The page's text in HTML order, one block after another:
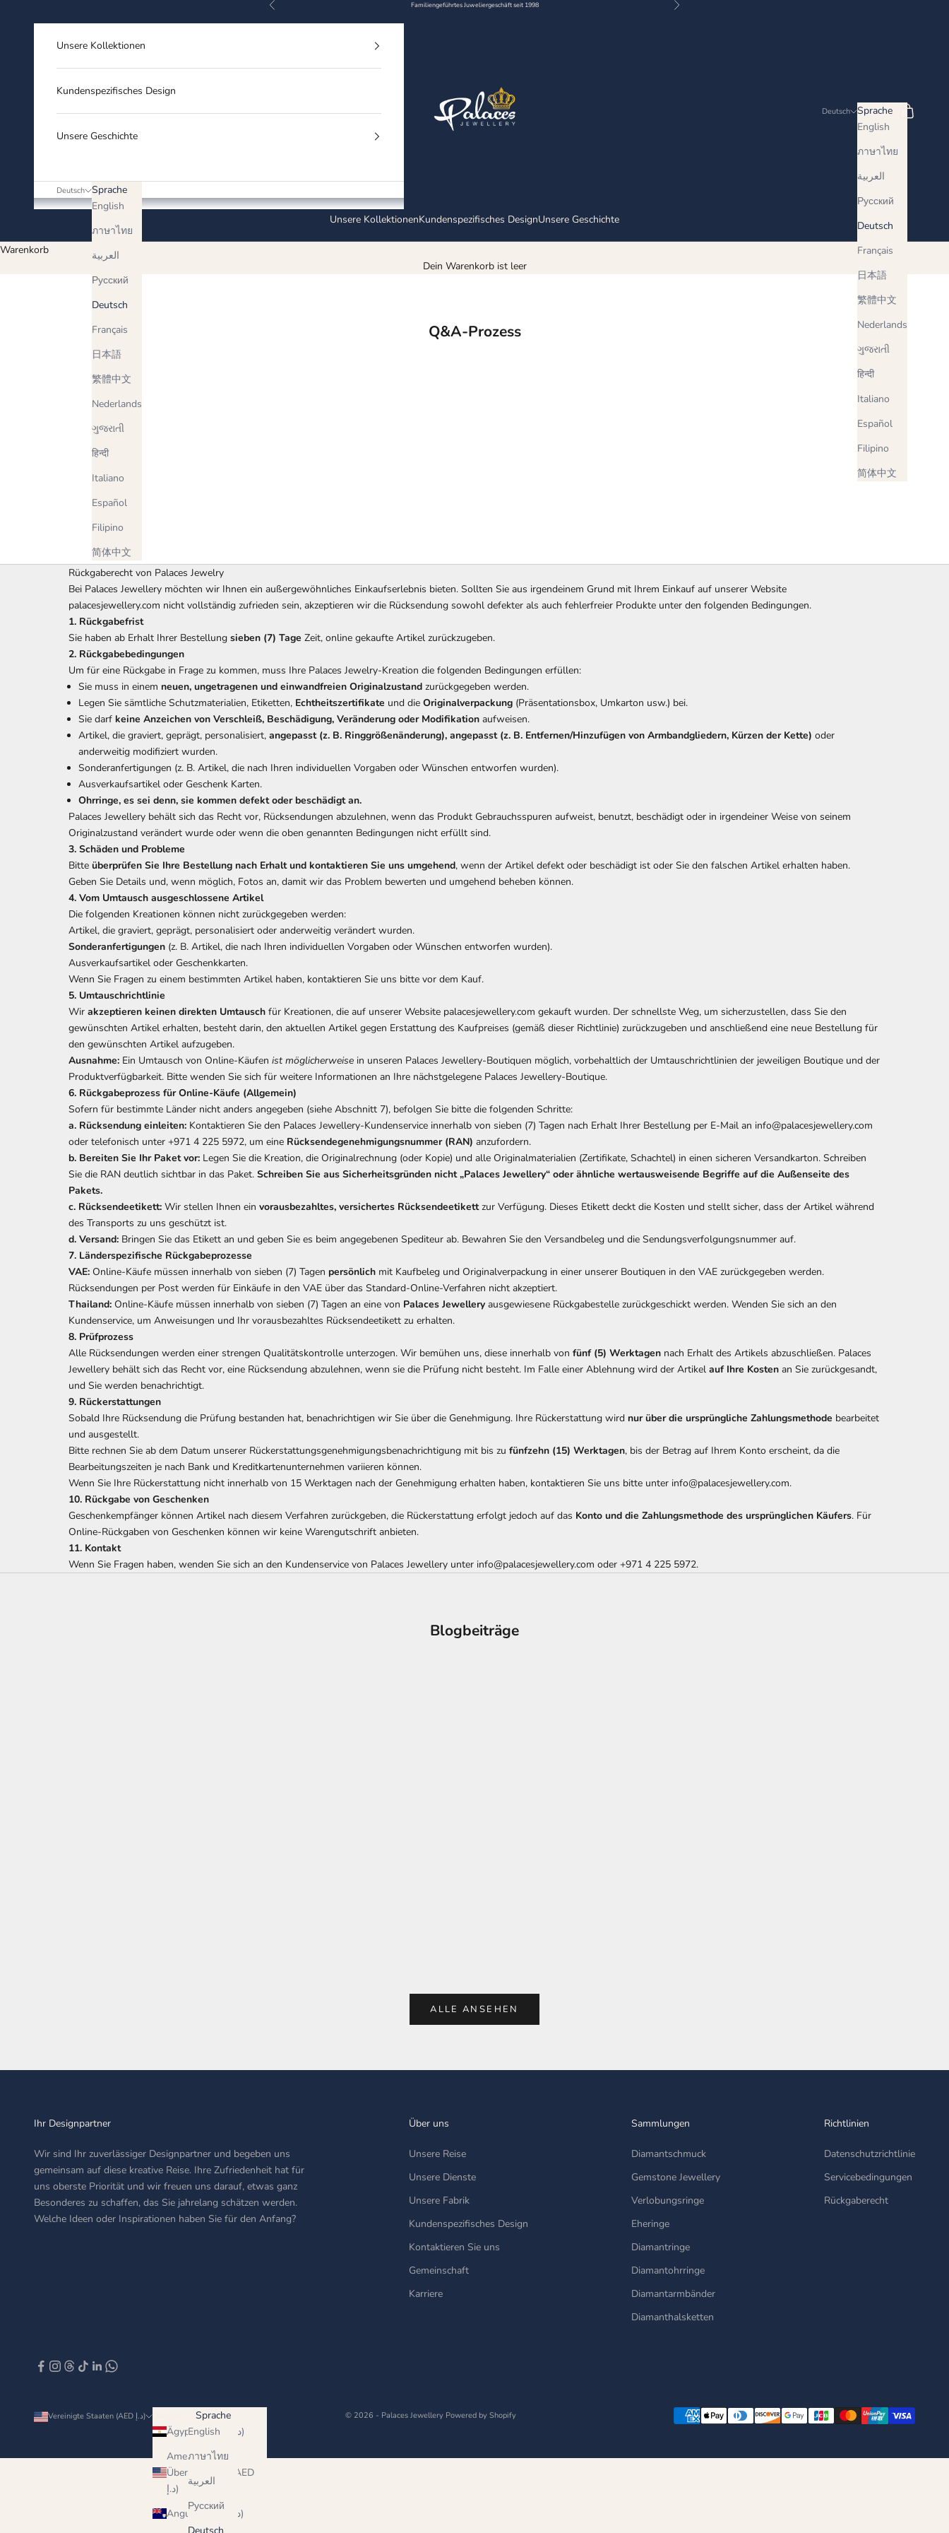
Zurück Familiengeführtes Juweliergeschäft seit 1998 Vor
Palaces Jewellery
Unsere KollektionenKundenspezifisches DesignUnsere Geschichte
Deutsch
Sprache
English
ภาษาไทย
العربية
Русский
Deutsch
Français
日本語
繁體中文
Nederlands
ગુજરાતી
हिन्दी
Italiano
Español
Filipino
简体中文
SuchenWarenkorb
Unsere Kollektionen
Kundenspezifisches Design
Unsere Geschichte
Deutsch
Sprache
English
ภาษาไทย
العربية
Русский
Deutsch
Français
日本語
繁體中文
Nederlands
ગુજરાતી
हिन्दी
Italiano
Español
Filipino
简体中文
Warenkorb
Dein Warenkorb ist leer
Q&A-Prozess
Rückgaberecht von Palaces Jewelry
Bei Palaces Jewellery möchten wir Ihnen ein außergewöhnliches Einkaufserlebnis bieten. Sollten Sie aus irgendeinem Grund mit Ihrem Einkauf auf unserer Website
palacesjewellery.com nicht vollständig zufrieden sein, akzeptieren wir die Rücksendung sowohl defekter als auch fehlerfreier Produkte unter den folgenden Bedingungen.
1. Rückgabefrist
Sie haben ab Erhalt Ihrer Bestellung sieben (7) Tage Zeit, online gekaufte Artikel zurückzugeben.
2. Rückgabebedingungen
Um für eine Rückgabe in Frage zu kommen, muss Ihre Palaces Jewelry-Kreation die folgenden Bedingungen erfüllen:
Sie muss in einem neuen, ungetragenen und einwandfreien Originalzustand zurückgegeben werden.
Legen Sie sämtliche Schutzmaterialien, Etiketten, Echtheitszertifikate und die Originalverpackung (Präsentationsbox, Umkarton usw.) bei.
Sie darf keine Anzeichen von Verschleiß, Beschädigung, Veränderung oder Modifikation aufweisen.
Artikel, die graviert, geprägt, personalisiert, angepasst (z. B. Ringgrößenänderung), angepasst (z. B. Entfernen/Hinzufügen von Armbandgliedern, Kürzen der Kette) oder
anderweitig modifiziert wurden.
Sonderanfertigungen (z. B. Artikel, die nach Ihren individuellen Vorgaben oder Wünschen entworfen wurden).
Ausverkaufsartikel oder Geschenk Karten.
Ohrringe, es sei denn, sie kommen defekt oder beschädigt an.
Palaces Jewellery behält sich das Recht vor, Rücksendungen abzulehnen, wenn das Produkt Gebrauchsspuren aufweist, benutzt, beschädigt oder in irgendeiner Weise von seinem
Originalzustand verändert wurde oder wenn die oben genannten Bedingungen nicht erfüllt sind.
3. Schäden und Probleme
Bitte überprüfen Sie Ihre Bestellung nach Erhalt und kontaktieren Sie uns umgehend, wenn der Artikel defekt oder beschädigt ist oder Sie den falschen Artikel erhalten haben.
Geben Sie Details und, wenn möglich, Fotos an, damit wir das Problem bewerten und umgehend beheben können.
4. Vom Umtausch ausgeschlossene Artikel
Die folgenden Kreationen können nicht zurückgegeben werden:
Artikel, die graviert, geprägt, personalisiert oder anderweitig verändert wurden.
Sonderanfertigungen (z. B. Artikel, die nach Ihren individuellen Vorgaben oder Wünschen entworfen wurden).
Ausverkaufsartikel oder Geschenkkarten.
Wenn Sie Fragen zu einem bestimmten Artikel haben, kontaktieren Sie uns bitte vor dem Kauf.
5. Umtauschrichtlinie
Wir akzeptieren keinen direkten Umtausch für Kreationen, die auf unserer Website palacesjewellery.com gekauft wurden. Der schnellste Weg, um sicherzustellen, dass Sie den
gewünschten Artikel erhalten, besteht darin, den aktuellen Artikel gegen Erstattung des Kaufpreises (gemäß dieser Richtlinie) zurückzugeben und anschließend eine neue Bestellung für
den gewünschten Artikel aufzugeben.
Ausnahme: Ein Umtausch von Online-Käufen ist möglicherweise in unseren Palaces Jewellery-Boutiquen möglich, vorbehaltlich der Umtauschrichtlinien der jeweiligen Boutique und der
Produktverfügbarkeit. Bitte wenden Sie sich für weitere Informationen an Ihre nächstgelegene Palaces Jewellery-Boutique.
6. Rückgabeprozess für Online-Käufe (Allgemein)
Sofern für bestimmte Länder nicht anders angegeben (siehe Abschnitt 7), befolgen Sie bitte die folgenden Schritte:
a. Rücksendung einleiten: Kontaktieren Sie den Palaces Jewellery-Kundenservice innerhalb von sieben (7) Tagen nach Erhalt Ihrer Bestellung per E-Mail an info@palacesjewellery.com
oder telefonisch unter +971 4 225 5972, um eine Rücksendegenehmigungsnummer (RAN) anzufordern.
b. Bereiten Sie Ihr Paket vor: Legen Sie die Kreation, die Originalrechnung (oder Kopie) und alle Originalmaterialien (Zertifikate, Schachtel) in einen sicheren Versandkarton. Schreiben
Sie die RAN deutlich sichtbar in das Paket. Schreiben Sie aus Sicherheitsgründen nicht „Palaces Jewellery“ oder ähnliche wertausweisende Begriffe auf die Außenseite des
Pakets.
c. Rücksendeetikett: Wir stellen Ihnen ein vorausbezahltes, versichertes Rücksendeetikettzur Verfügung. Dieses Etikett deckt die Kosten und stellt sicher, dass der Artikel während
des Transports zu uns geschützt ist.
d. Versand: Bringen Sie das Etikett an und geben Sie es beim angegebenen Spediteur ab. Bewahren Sie den Versandbeleg und die Sendungsverfolgungsnummer auf.
7. Länderspezifische Rückgabeprozesse
VAE: Online-Käufe müssen innerhalb von sieben (7) Tagen persönlich mit Kaufbeleg und Originalverpackung in einer unserer Boutiquen in den VAE zurückgegeben werden.
Rücksendungen per Post werden für Einkäufe in den VAE über das Standard-Online-Verfahren nicht akzeptiert.
Thailand: Online-Käufe müssen innerhalb von sieben (7) Tagen an eine von Palaces Jewellery ausgewiesene Rückgabestelle zurückgeschickt werden. Wenden Sie sich an den
Kundenservice, um Anweisungen und Ihr vorausbezahltes Rücksendeetikett zu erhalten.
8. Prüfprozess
Alle Rücksendungen werden einer strengen Qualitätskontrolle unterzogen. Wir bemühen uns, diese innerhalb von fünf (5) Werktagen nach Erhalt des Artikels abzuschließen. Palaces
Jewellery behält sich das Recht vor, eine Rücksendung abzulehnen, wenn sie die Prüfung nicht besteht. Im Falle einer Ablehnung wird der Artikel auf Ihre Kosten an Sie zurückgesandt,
und Sie werden benachrichtigt.
9. Rückerstattungen
Sobald Ihre Rücksendung die Prüfung bestanden hat, benachrichtigen wir Sie über die Genehmigung. Ihre Rückerstattung wird nur über die ursprüngliche Zahlungsmethode bearbeitet
und ausgestellt.
Bitte rechnen Sie ab dem Datum unserer Rückerstattungsgenehmigungsbenachrichtigung mit bis zu fünfzehn (15) Werktagen, bis der Betrag auf Ihrem Konto erscheint, da die
Bearbeitungszeiten je nach Bank und Kreditkartenunternehmen variieren können.
Wenn Sie Ihre Rückerstattung nicht innerhalb von 15 Werktagen nach der Genehmigung erhalten haben, kontaktieren Sie uns bitte unter info@palacesjewellery.com.
10. Rückgabe von Geschenken
Geschenkempfänger können Artikel nach diesem Verfahren zurückgeben, die Rückerstattung erfolgt jedoch auf das Konto und die Zahlungsmethode des ursprünglichen Käufers. Für
Online-Rückgaben von Geschenken können wir keine Warengutschrift anbieten.
11. Kontakt
Wenn Sie Fragen haben, wenden Sie sich an den Kundenservice von Palaces Jewellery unter info@palacesjewellery.com oder +971 4 225 5972.
Blogbeiträge
ALLE ANSEHEN
Ihr Designpartner
Wir sind Ihr zuverlässiger Designpartner und begeben uns
gemeinsam auf diese kreative Reise. Ihre Zufriedenheit hat für
uns oberste Priorität und wir freuen uns darauf, etwas ganz
Besonderes zu schaffen, das Sie jahrelang schätzen werden.
Welche Ideen oder Inspirationen haben Sie für den Anfang?
Über uns
Unsere Reise
Unsere Dienste
Unsere Fabrik
Kundenspezifisches Design
Kontaktieren Sie uns
Gemeinschaft
Karriere
Sammlungen
Diamantschmuck
Gemstone Jewellery
Verlobungsringe
Eheringe
Diamantringe
Diamantohrringe
Diamantarmbänder
Diamanthalsketten
Richtlinien
Datenschutzrichtlinie
Servicebedingungen
Rückgaberecht
Vereinigte Staaten (AED د.إ)
Land
Ägypten (AED د.إ)
Amerikanische
Überseeinseln (AED
د.إ)
Anguilla (AED د.إ)
Sprache
English
ภาษาไทย
العربية
Русский
© 2026 - Palaces Jewellery Powered by Shopify